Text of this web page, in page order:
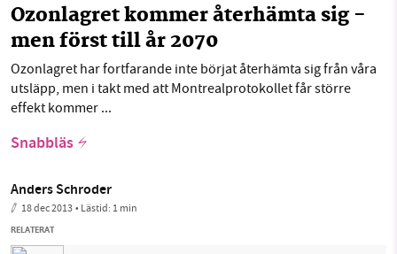
Ozonlagret kommer återhämta sig -
men först till år 2070
Ozonlagret har fortfarande inte börjat återhämta sig från våra
utsläpp, men i takt med att Montrealprotokollet får större
effekt kommer ...
Snabbläs
Anders Schroder
18 dec 2013• Lästid: 1 min
RELATERAT